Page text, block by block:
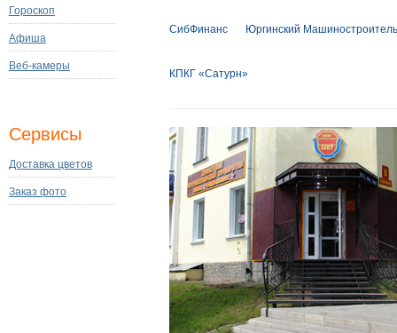
Гороскоп
Афиша
Веб-камеры
Сервисы
Доставка цветов
Заказ фото
СибФинанс Юргинский Машиностроитель
КПКГ «Сатурн»